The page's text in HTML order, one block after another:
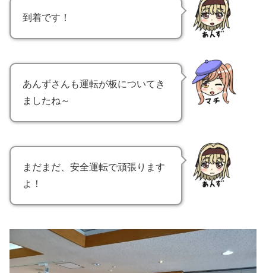
到着です！
あんずさんも運転が板についてき
ましたね～
まだまだ、安全運転で頑張ります
よ！